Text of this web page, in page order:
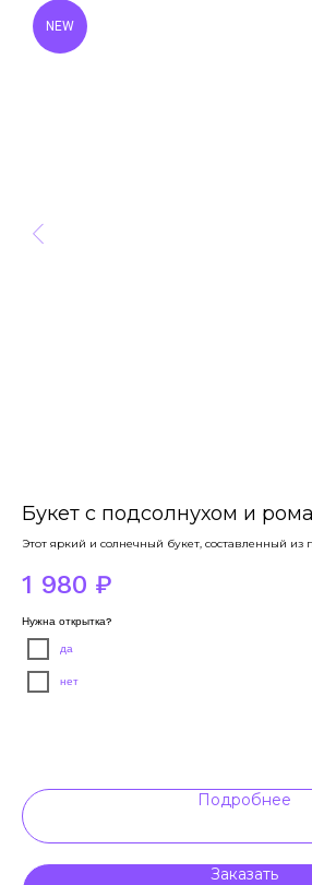
NEW
Букет с подсолнухом и
Этот яркий и солнечный букет, составленный из
1 980 ₽
Нужна открытка?
да
нет
Подробнее
Заказать